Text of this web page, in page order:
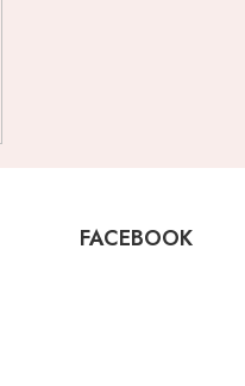
FACEBOOK